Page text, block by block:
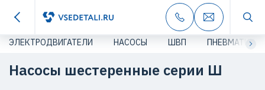
ЭЛЕКТРОДВИГАТЕЛИ НАСОСЫ ШВП ПНЕВМАТИКА
Насосы шестеренные серии Ш